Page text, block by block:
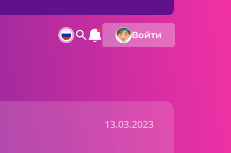
Войти
13.03.2023